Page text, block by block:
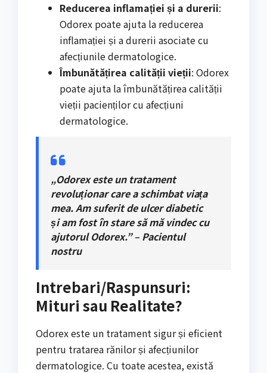
Reducerea inflamației și a durerii:
Odorex poate ajuta la reducerea
inflamației și a durerii asociate cu
afecțiunile dermatologice.
Îmbunătățirea calității vieții: Odorex
poate ajuta la îmbunătățirea calității
vieții pacienților cu afecțiuni
dermatologice.
„Odorex este un tratament
revoluționar care a schimbat viața
mea. Am suferit de ulcer diabetic
și am fost în stare să mă vindec cu
ajutorul Odorex.” – Pacientul
nostru
Intrebari/Raspunsuri:
Mituri sau Realitate?
Odorex este un tratament sigur și eficient
pentru tratarea rănilor și afecțiunilor
dermatologice. Cu toate acestea, există